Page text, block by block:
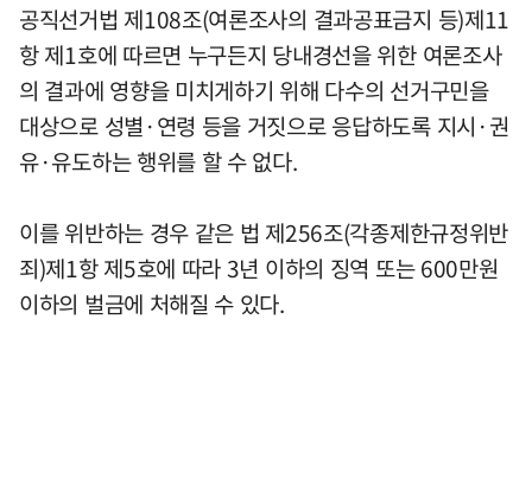
공직선거법 제108조(여론조사의 결과공표금지 등)제11
항 제1호에 따르면 누구든지 당내경선을 위한 여론조사
의 결과에 영향을 미치게하기 위해 다수의 선거구민을
대상으로 성별·연령 등을 거짓으로 응답하도록 지시·권
유·유도하는 행위를 할 수 없다.
이를 위반하는 경우 같은 법 제256조(각종제한규정위반
죄)제1항 제5호에 따라 3년 이하의 징역 또는 600만원
이하의 벌금에 처해질 수 있다.